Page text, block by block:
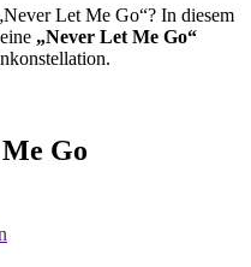
Let Me Go“? In diesem
„Never Let Me Go“
Go